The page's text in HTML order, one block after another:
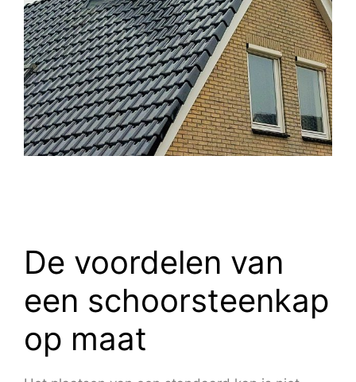
De voordelen van
een schoorsteenkap
op maat